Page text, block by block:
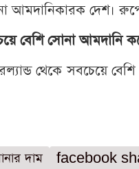
আমদানিকারক দেশ।
বেশি সোনা আমদানি
থেকে সবচেয়ে
দাম
facebook